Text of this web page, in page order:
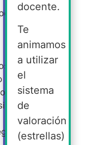
docente.
Te
animamos
a utilizar
el
sistema
de
valoración
(estrellas)